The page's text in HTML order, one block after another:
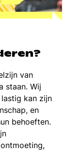
van
staan. Wij
kan zijn
en
behoeften.